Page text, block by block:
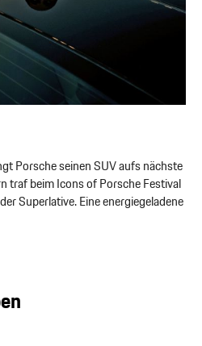
Porsche seinen SUV aufs nächste
traf beim Icons of Porsche Festival
Superlative. Eine energiegeladene